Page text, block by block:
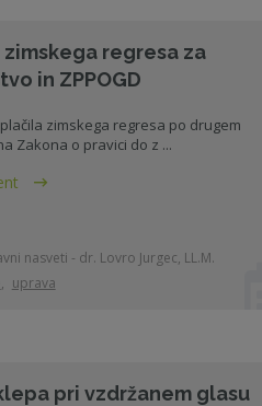
zimskega regresa za
in ZPPOGD
zimskega regresa po drugem
Zakona o pravici do z ...
nasveti - dr. Lovro Jurgec, LL.M.
, uprava
pri vzdržanem glasu